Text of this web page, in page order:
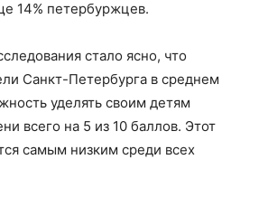
14% петербуржцев.
стало ясно, что
Санкт-Петербурга в среднем
уделять своим детям
всего на 5 из 10 баллов. Этот
самым низким среди всех